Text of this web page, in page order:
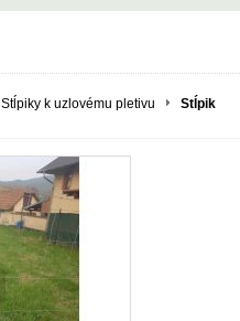
Stĺpiky k uzlovému pletivu
Stĺpik